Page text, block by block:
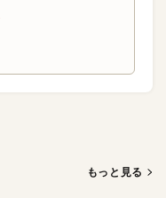
もっと見る